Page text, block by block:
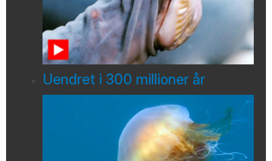
Uendret i 300 millioner år